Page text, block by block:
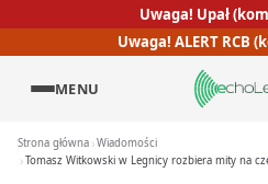
Uwaga! Upał
Uwaga! ALERT RCB
MENU
Strona główna Wiadomości
Tomasz Witkowski w Legnicy rozbiera mity na